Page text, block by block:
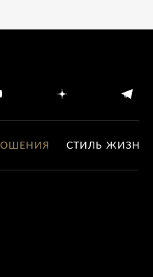
СТИЛЬ ЖИЗНИ